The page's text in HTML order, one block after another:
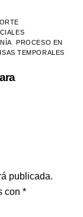
,PROCESO EN
TEMPORALES
publicada.
con*